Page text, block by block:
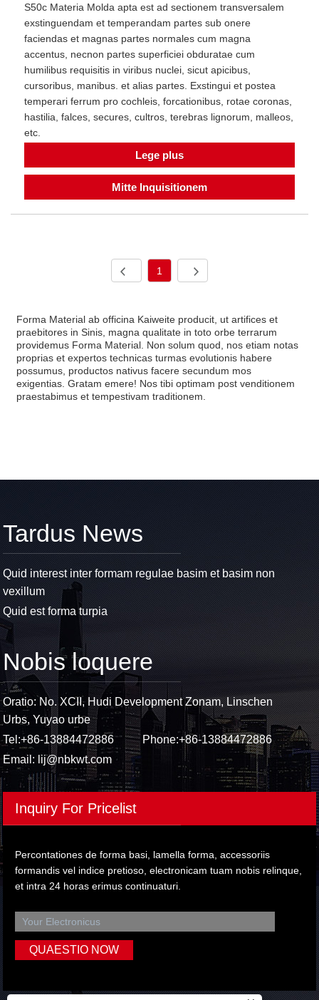
S50c Materia Molda apta est ad sectionem transversalem
exstinguendam et temperandam partes sub onere
faciendas et magnas partes normales cum magna
accentus, necnon partes superficiei obduratae cum
humilibus requisitis in viribus nuclei, sicut apicibus,
cursoribus, manibus. et alias partes. Exstingui et postea
temperari ferrum pro cochleis, forcationibus, rotae coronas,
hastilia, falces, secures, cultros, terebras lignorum, malleos,
etc.
Lege plus
Mitte Inquisitionem
1
Forma Material ab officina Kaiweite producit, ut artifices et
praebitores in Sinis, magna qualitate in toto orbe terrarum
providemus Forma Material. Non solum quod, nos etiam notas
proprias et expertos technicas turmas evolutionis habere
possumus, productos nativus facere secundum mos
exigentias. Gratam emere! Nos tibi optimam post venditionem
praestabimus et tempestivam traditionem.
Tardus News
Quid interest inter formam regulae basim et basim non
vexillum
Quid est forma turpia
Nobis loquere
Oratio: No. XCII, Hudi Development Zonam, Linschen
Urbs, Yuyao urbe
Tel:+86-13884472886 Phone:+86-13884472886
Email: lij@nbkwt.com
Inquiry For Pricelist
Percontationes de forma basi, lamella forma, accessoriis
formandis vel indice pretioso, electronicam tuam nobis relinque,
et intra 24 horas erimus continuaturi.